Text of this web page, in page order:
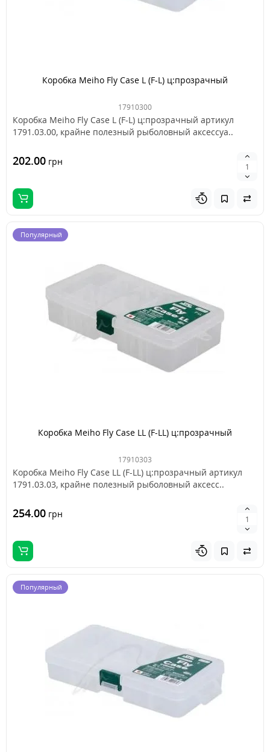
Коробка Meiho Fly Case L (F-L) ц:прозрачный
17910300
Коробка Meiho Fly Case L (F-L) ц:прозрачный артикул
1791.03.00, крайне полезный рыболовный аксессуа..
202.00 грн
Популярный
Коробка Meiho Fly Case LL (F-LL) ц:прозрачный
17910303
Коробка Meiho Fly Case LL (F-LL) ц:прозрачный артикул
1791.03.03, крайне полезный рыболовный аксесс..
254.00 грн
Популярный